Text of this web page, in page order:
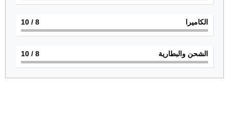
الكاميرا 8
/ 10
الشحن والبطارية 8
/ 10